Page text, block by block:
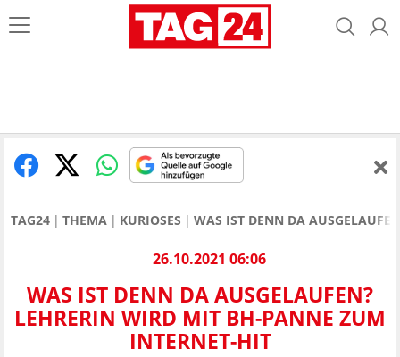
TAG24 THEMA KURIOSES WAS IST DENN DA
26.10.2021 06:06
WAS IST DENN DA AUSGELAUFEN?
LEHRERIN WIRD MIT BH-PANNE ZUM
INTERNET-HIT